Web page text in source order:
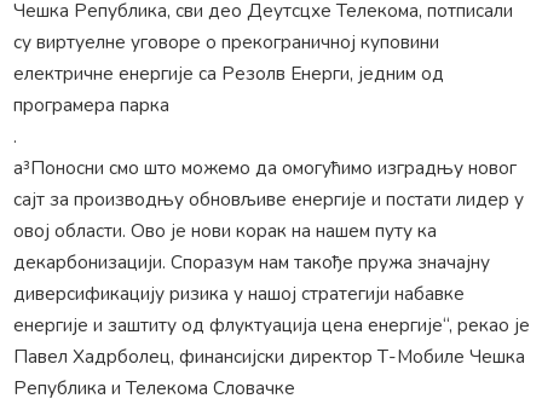
Чешка Република, сви део Деутсцхе Телекома, потписали
су виртуелне уговоре о прекограничној куповини
електричне енергије са Резолв Енерги, једним од
програмера парка
.
а³Поносни смо што можемо да омогућимо изградњу новог
сајт за производњу обновљиве енергије и постати лидер у
овој области. Ово је нови корак на нашем путу ка
декарбонизацији. Споразум нам такође пружа значајну
диверсификацију ризика у нашој стратегији набавке
енергије и заштиту од флуктуација цена енергије“, рекао је
Павел Хадрболец, финансијски директор Т-Мобиле Чешка
Република и Телекома Словачке